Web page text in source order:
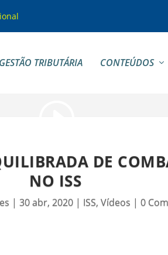
TRIBUTÁRIA CONTEÚDOS
DE
NO ISS
|30 abr, 2020 | ISS,Vídeos |0